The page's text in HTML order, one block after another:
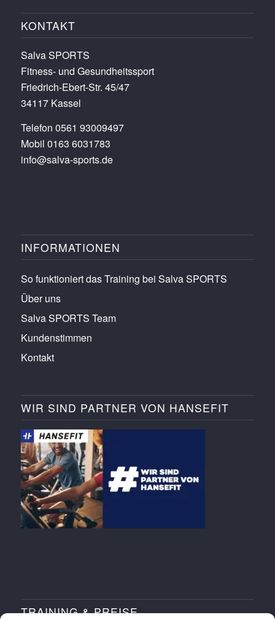
KONTAKT
Salva SPORTS
Fitness- und Gesundheitssport
Friedrich-Ebert-Str. 45/47
34117 Kassel
Telefon 0561 93009497
Mobil 0163 6031783
info@salva-sports.de
INFORMATIONEN
So funktioniert das Training bei Salva SPORTS
Über uns
Salva SPORTS Team
Kundenstimmen
Kontakt
WIR SIND PARTNER VON HANSEFIT
TRAINING & PREISE